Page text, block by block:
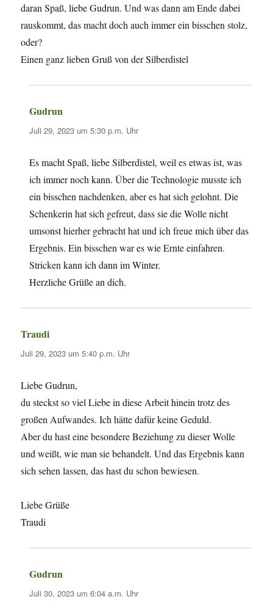
daran Spaß, liebe Gudrun. Und was dann am Ende dabei
rauskommt, das macht doch auch immer ein bisschen stolz,
oder?
Einen ganz lieben Gruß von der Silberdistel
Gudrun
Juli 29, 2023 um 5:30 p.m. Uhr
Es macht Spaß, liebe Silberdistel, weil es etwas ist, was
ich immer noch kann. Über die Technologie musste ich
ein bisschen nachdenken, aber es hat sich gelohnt. Die
Schenkerin hat sich gefreut, dass sie die Wolle nicht
umsonst hierher gebracht hat und ich freue mich über das
Ergebnis. Ein bisschen war es wie Ernte einfahren.
Stricken kann ich dann im Winter.
Herzliche Grüße an dich.
Traudi
Juli 29, 2023 um 5:40 p.m. Uhr
Liebe Gudrun,
du steckst so viel Liebe in diese Arbeit hinein trotz des
großen Aufwandes. Ich hätte dafür keine Geduld.
Aber du hast eine besondere Beziehung zu dieser Wolle
und weißt, wie man sie behandelt. Und das Ergebnis kann
sich sehen lassen, das hast du schon bewiesen.
Liebe Grüße
Traudi
Gudrun
Juli 30, 2023 um 6:04 a.m. Uhr